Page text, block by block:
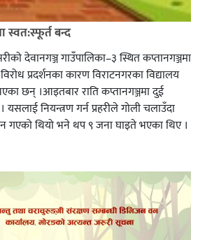
स्वत:स्फूर्त बन्द
देवानगञ्ज गाउँपालिका–३ स्थित कप्तानगञ्जमा
प्रदर्शनका कारण विराटनगरका विद्यालय
छन् ।आइतबार राति कप्तानगञ्जमा दुई
नियन्त्रण गर्न प्रहरीले गोली चलाउँदा
गएको थियो भने थप ९ जना घाइते भएका थिए ।